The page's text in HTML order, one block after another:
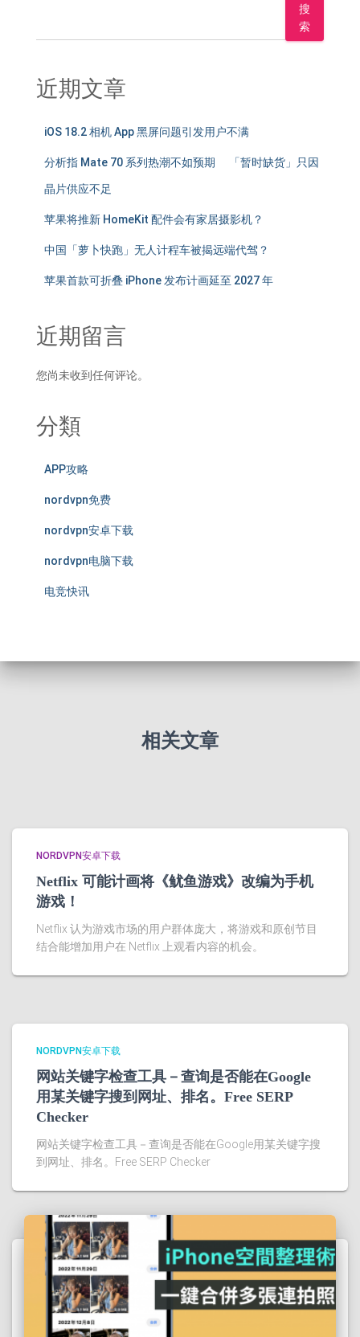
搜
索
近期文章
iOS 18.2 相机 App 黑屏问题引发用户不满
分析指 Mate 70 系列热潮不如预期 「暂时缺货」只因
晶片供应不足
苹果将推新 HomeKit 配件会有家居摄影机？
中国「萝卜快跑」无人计程车被揭远端代驾？
苹果首款可折叠 iPhone 发布计画延至 2027 年
近期留言
您尚未收到任何评论。
分類
APP攻略
nordvpn免费
nordvpn安卓下载
nordvpn电脑下载
电竞快讯
相关文章
NORDVPN安卓下载
Netflix 可能计画将《鱿鱼游戏》改编为手机
游戏！
Netflix 认为游戏市场的用户群体庞大，将游戏和原创节目
结合能增加用户在 Netflix 上观看内容的机会。
NORDVPN安卓下载
网站关键字检查工具－查询是否能在Google
用某关键字搜到网址、排名。Free SERP
Checker
网站关键字检查工具－查询是否能在Google用某关键字搜
到网址、排名。Free SERP Checker